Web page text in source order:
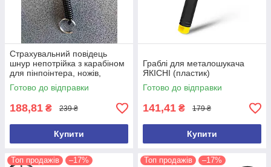
Страхувальний повідець
шнур непотрійка з карабіном
для пінпоінтера, ножів,
ліхтарів, рацій, ключів
Готово до відправки
188,81 ₴ 239 ₴
Купити
Граблі для металошукача
ЯКІСНІ (пластик)
Готово до відправки
141,41 ₴ 179 ₴
Купити
Топ продажів
–17%
Топ продажів
–17%